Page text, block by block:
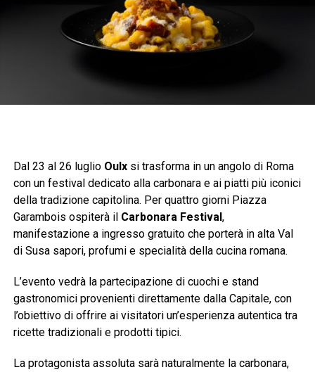
Dal 23 al 26 luglio Oulxsi trasforma in un angolo di Roma
con un festival dedicato alla carbonara e ai piatti più iconici
della tradizione capitolina. Per quattro giorni Piazza
Garambois ospiterà il Carbonara Festival,
manifestazione a ingresso gratuito che porterà in alta Val
di Susa sapori, profumi e specialità della cucina romana.
L’evento vedrà la partecipazione di cuochi e stand
gastronomici provenienti direttamente dalla Capitale, con
l’obiettivo di offrire ai visitatori un’esperienza autentica tra
ricette tradizionali e prodotti tipici.
La protagonista assoluta sarà naturalmente la carbonara,